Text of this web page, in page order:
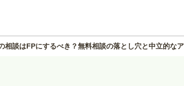
相談はFPにするべき？無料相談の落とし穴と中立的な